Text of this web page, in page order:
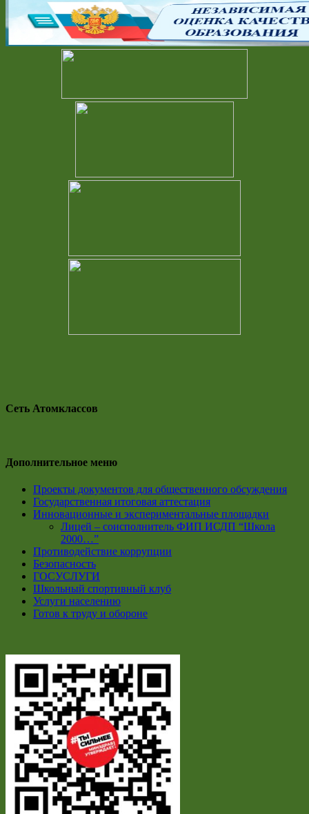
Сеть Атомклассов
Дополнительное меню
Проекты документов для общественного обсуждения
Государственная итоговая аттестация
Инновационные и экспериментальные площадки
Лицей – соисполнитель ФИП ИСДП “Школа
2000…”
Противодействие коррупции
Безопасность
ГОСУСЛУГИ
Школьный спортивный клуб
Услуги населению
Готов к труду и обороне